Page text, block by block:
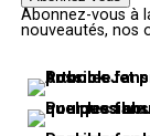
Abonnez-vous à
nouveautés, nos